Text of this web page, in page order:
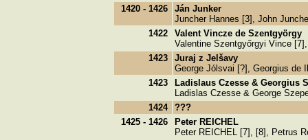
1420 - 1426
Ján Junker
Juncher Hannes [3], John
1422
Valent Vincze de Szentgyörgy
Valentine Szentgyőrgyi Vince
1423
Juraj z Jelšavy
George Jólsvai [?], Georgius de
1423
Ladislaus Czesse & Georgius
Ladislas Czesse & George
1424 ???
1425 - 1426
Peter REICHEL
Peter REICHEL [7], [8], Petrus